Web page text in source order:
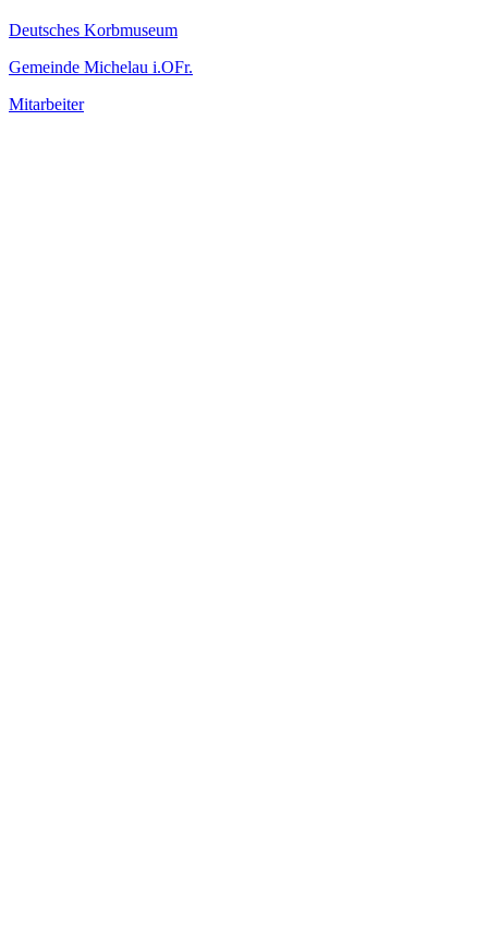
Deutsches Korbmuseum
Gemeinde Michelau i.OFr.
Mitarbeiter